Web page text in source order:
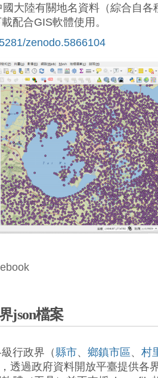
大陸有關地名資料（綜合自各
配合GIS軟體使用。
zenodo.5866104
json檔案
行政界（縣市、 鄉鎮市區 、 村
透過政府資料開放平臺提供各